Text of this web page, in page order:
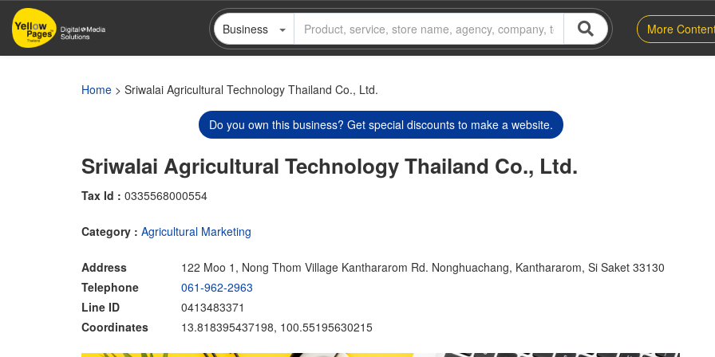
Skip
main
Business More
Home > Sriwalai Agricultural Technology Thailand Co., Ltd.
Do you own this business? Get special discounts to make a website.
Sriwalai Agricultural Technology Thailand Co., Ltd.
Tax Id : 0335568000554
Category : Agricultural Marketing
Address
122 Moo 1, Nong Thom Village Kanthararom Rd. Nonghuachang, Kanthararom, Si Saket 33130
Telephone
061-962-2963
Line ID
0413483371
Coordinates
13.818395437198, 100.55195630215